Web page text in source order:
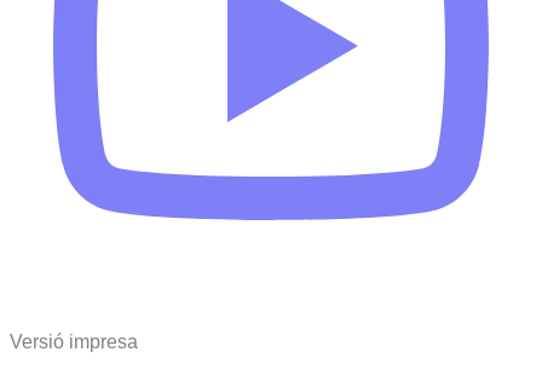
Versió impresa